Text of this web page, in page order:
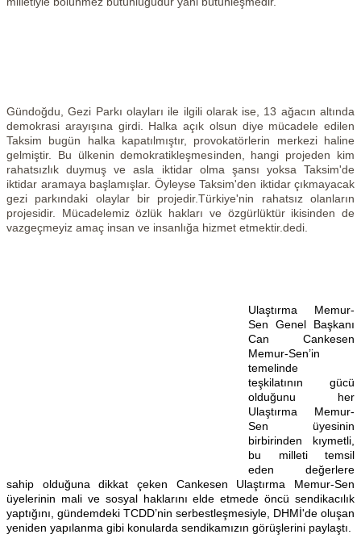
Gündoğdu, Gezi Parkı olayları ile ilgili olarak ise, 13 ağacın altında
demokrasi arayışına girdi. Halka açık olsun diye mücadele edilen
Taksim bugün halka kapatılmıştır, provokatörlerin merkezi haline
gelmiştir. Bu ülkenin demokratikleşmesinden, hangi projeden kim
rahatsızlık duymuş ve asla iktidar olma şansı yoksa Taksim'de
iktidar aramaya başlamışlar. Öyleyse Taksim'den iktidar çıkmayacak
gezi parkındaki olaylar bir projedir.Türkiye'nin rahatsız olanların
projesidir. Mücadelemiz özlük hakları ve özgürlüktür ikisinden de
vazgeçmeyiz amaç insan ve insanlığa hizmet etmektir.dedi.
Ulaştırma Memur-
Sen Genel Başkanı
Can Cankesen
Memur-Sen’in
temelinde
teşkilatının gücü
olduğunu her
Ulaştırma Memur-
Sen üyesinin
birbirinden kıymetli,
bu milleti temsil
eden değerlere
sahip olduğuna dikkat çeken Cankesen Ulaştırma Memur-Sen
üyelerinin mali ve sosyal haklarını elde etmede öncü sendikacılık
yaptığını, gündemdeki TCDD’nin serbestleşmesiyle, DHMİ'de oluşan
yeniden yapılanma gibi konularda sendikamızın görüşlerini paylaştı.